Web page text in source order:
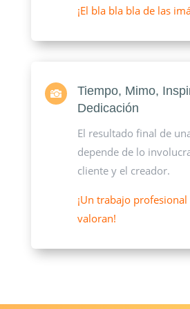
¡El bla bla bla de las

Tiempo, Mimo,
Dedicación
El resultado final de
depende de lo
cliente y el creador.
¡Un trabajo
valoran!